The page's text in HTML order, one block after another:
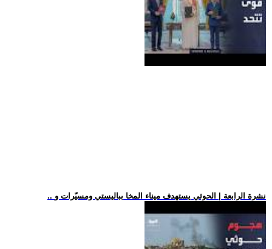
.. نشرة الرابعة | الحوثي يستهدف ميناء المخا بباليستي ومسيّرات و